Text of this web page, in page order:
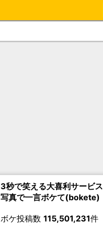
3秒で笑える大喜利サービス
写真で一言ボケて(bokete)
ボケ投稿数 115,501,231件